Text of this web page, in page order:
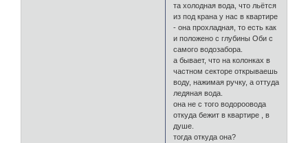
та холодная вода, что льётся
из под крана у нас в квартире
- она прохладная, то есть как
и положено с глубины Оби с
самого водозабора.
а бывает, что на колонках в
частном секторе открываешь
воду, нажимая ручку, а оттуда
ледяная вода.
она не с того водороовода
откуда бежит в квартире , в
душе.
тогда откуда она?